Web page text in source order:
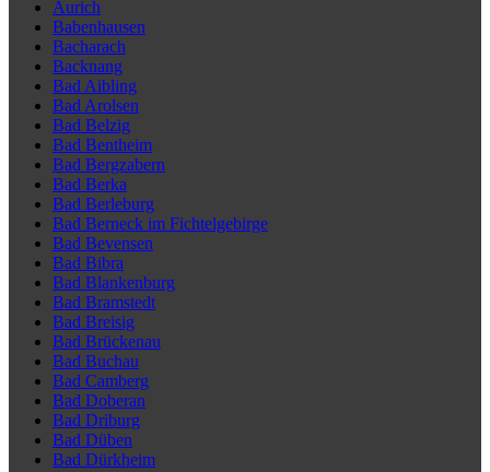
Aurich
Babenhausen
Bacharach
Backnang
Bad Aibling
Bad Arolsen
Bad Belzig
Bad Bentheim
Bad Bergzabern
Bad Berka
Bad Berleburg
Bad Berneck im Fichtelgebirge
Bad Bevensen
Bad Bibra
Bad Blankenburg
Bad Bramstedt
Bad Breisig
Bad Brückenau
Bad Buchau
Bad Camberg
Bad Doberan
Bad Driburg
Bad Düben
Bad Dürkheim